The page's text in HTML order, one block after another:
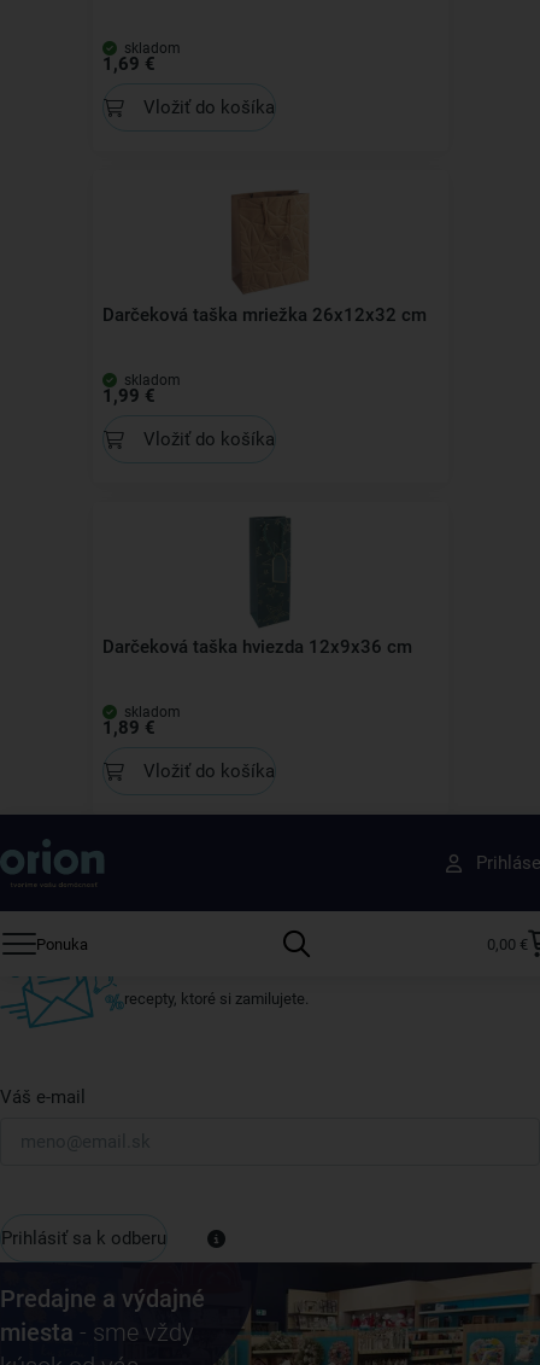
skladom
1,69 €
Vložiť do košíka
Darčeková taška mriežka 26x12x32 cm
skladom
1,99 €
Vložiť do košíka
Darčeková taška hviezda 12x9x36 cm
skladom
1,89 €
Vložiť do košíka
Ponuka 0,00 €
Získajte rady, recepty a tipy na zľavy skôr ako
ktokoľvek iný
Prihláste sa k odberu nášho newslettera.
recepty, ktoré si zamilujete.
Váš e-mail
Prihlásiť sa k odberu
Predajne a výdajné
miesta - sme vždy